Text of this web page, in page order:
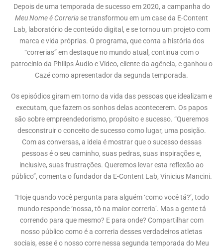
Depois de uma temporada de sucesso em 2020, a campanha do
Meu Nome é Correria se transformou em um case da E-Content
Lab, laboratório de conteúdo digital, e se tornou um projeto com
marca e vida próprias. O programa, que conta a história dos
“correrias” em destaque no mundo atual, continua com o
patrocínio da Philips Áudio e Vídeo, cliente da agência, e ganhou o
Cazé como apresentador da segunda temporada.
Os episódios giram em torno da vida das pessoas que idealizam e
executam, que fazem os sonhos delas acontecerem. Os papos
são sobre empreendedorismo, propósito e sucesso. “Queremos
desconstruir o conceito de sucesso como lugar, uma posição.
Com as conversas, a ideia é mostrar que o sucesso dessas
pessoas é o seu caminho, suas pedras, suas inspirações e,
inclusive, suas frustrações. Queremos levar esta reflexão ao
público”, comenta o fundador da E-Content Lab, Vinicius Mancini.
“Hoje quando você pergunta para alguém ‘como você tá?’, todo
mundo responde ‘nossa, tô na maior correria’. Mas a gente tá
correndo para que mesmo? E para onde? Compartilhar com
nosso público como é a correria desses verdadeiros atletas
sociais, esse é o nosso corre nessa segunda temporada do Meu